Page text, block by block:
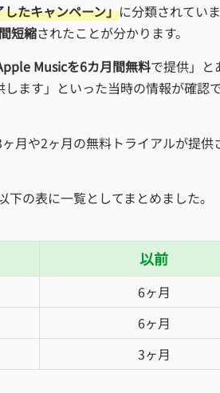
したキャンペーン」に分類されてい
短縮されたことが分かります。
Musicを6カ月間無料で提供」と
します」といった当時の情報が確
月や2ヶ月の無料トライアルが提
の表に一覧としてまとめました。
以前
6ヶ月
6ヶ月
3ヶ月